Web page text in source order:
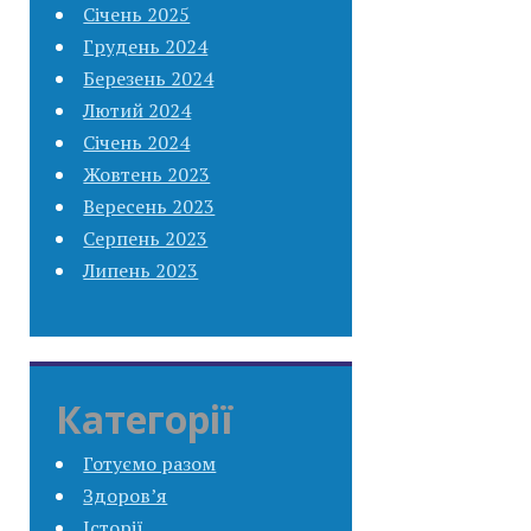
Січень 2025
Грудень 2024
Березень 2024
Лютий 2024
Січень 2024
Жовтень 2023
Вересень 2023
Серпень 2023
Липень 2023
Категорії
Готуємо разом
Здоров’я